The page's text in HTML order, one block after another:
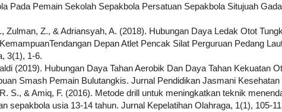
Pada Pemain Sekolah Sepakbola Persatuan Sepakbola Situjuah
Zulman, Z., & Adriansyah, A. (2018). Hubungan Daya Ledak Otot
Depan Atlet Pencak Silat Perguruan Pedang
3(1), 1-6.
(2019). Hubungan Daya Tahan Aerobik Dan Daya Tahan Kekuatan
Smash Pemain Bulutangkis. Jurnal Pendidikan Jasmani
S., & Amiq, F. (2016). Metode drill untuk meningkatkan teknik
sepakbola usia 13-14 tahun. Jurnal Kepelatihan Olahraga, 1(1), 105-